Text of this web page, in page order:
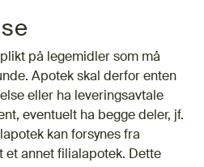
på legemidler som må
Apotek skal derfor enten
eller ha leveringsavtale
eventuelt ha begge deler, jf.
kan forsynes fra
et annet filialapotek. Dette